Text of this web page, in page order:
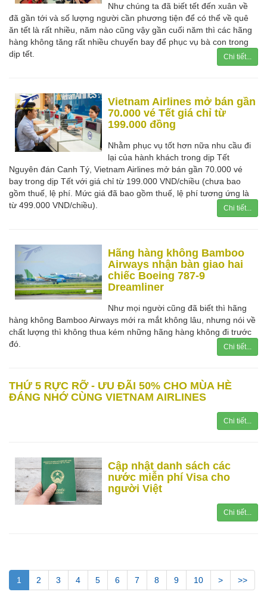
Như chúng ta đã biết tết đến xuân về
đã gần tới và số lượng người cần phương tiện để có thể về quê
ăn tết là rất nhiều, năm nào cũng vậy gần cuối năm thì các hãng
hàng không tăng rất nhiều chuyến bay để phục vụ bà con trong
dịp tết.
Chi tiết...
Vietnam Airlines mở bán gần
70.000 vé Tết giá chỉ từ
199.000 đồng
Nhằm phục vụ tốt hơn nữa nhu cầu đi
lại của hành khách trong dịp Tết
Nguyên đán Canh Tý, Vietnam Airlines mở bán gần 70.000 vé
bay trong dịp Tết với giá chỉ từ 199.000 VND/chiều (chưa bao
gồm thuế, lệ phí. Mức giá đã bao gồm thuế, lệ phí tương ứng là
từ 499.000 VND/chiều).
Chi tiết...
Hãng hàng không Bamboo
Airways nhận bàn giao hai
chiếc Boeing 787-9
Dreamliner
Như mọi người cũng đã biết thì hãng
hàng không Bamboo Airways mới ra mắt không lâu, nhưng nói về
chất lượng thì không thua kém những hãng hàng không đi trước
đó.
Chi tiết...
THỨ 5 RỰC RỠ - ƯU ĐÃI 50% CHO MÙA HÈ
ĐÁNG NHỚ CÙNG VIETNAM AIRLINES
Chi tiết...
Cập nhật danh sách các
nước miễn phí Visa cho
người Việt
Chi tiết...
1 2 3 4 5 6 7 8 9 10 > >>